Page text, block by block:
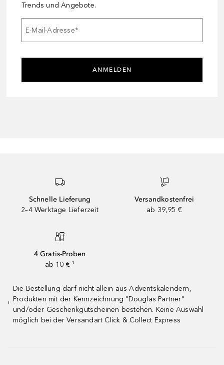
Trends und Angebote.
E-Mail-Adresse*
ANMELDEN
Schnelle Lieferung
2–4 Werktage Lieferzeit
Versandkostenfrei
ab 39,95 €
4 Gratis-Proben
ab 10 € ¹
¹
Die Bestellung darf nicht allein aus Adventskalendern,
Produkten mit der Kennzeichnung "Douglas Partner"
und/oder Geschenkgutscheinen bestehen. Keine Auswahl
möglich bei der Versandart Click & Collect Express